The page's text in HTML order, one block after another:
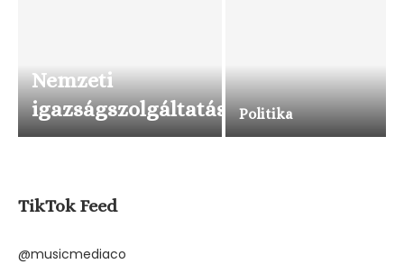
Nemzeti
igazságszolgáltatás
Politika
TikTok Feed
@musicmediaco